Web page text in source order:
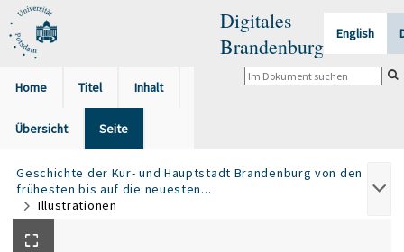
Digitales
Brandenburg
English
Home Titel Inhalt
Übersicht Seite
Geschichte der Kur- und Hauptstadt Brandenburg von den
frühesten bis auf die neuesten...
Illustrationen